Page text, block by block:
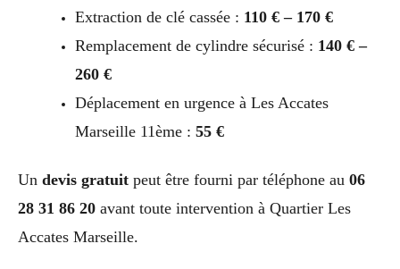
Extraction de clé cassée : 110 € – 170 €
Remplacement de cylindre sécurisé : 140 € –
260 €
Déplacement en urgence à Les Accates
Marseille 11ème : 55 €
Un devis gratuit peut être fourni par téléphone au 06
28 31 86 20 avant toute intervention à Quartier Les
Accates Marseille.